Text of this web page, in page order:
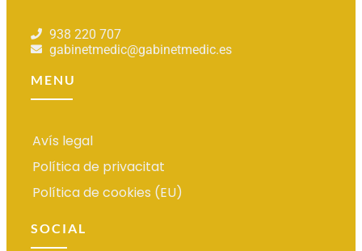
938 220 707
gabinetmedic@gabinetmedic.es
MENU
Avís legal
Política de privacitat
Política de cookies (EU)
SOCIAL